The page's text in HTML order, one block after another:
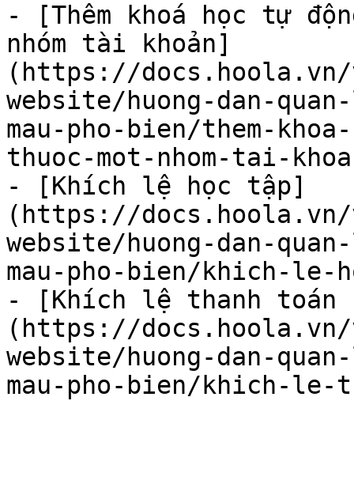
- [Thêm khoá học tự
nhóm tài khoản]
(https://
website/huong-dan-
mau-pho-bien/them-
thuoc-mot-nhom-tai-
- [Khích lệ học tập]
(https://
website/huong-dan-
mau-pho-bien/khich-le-
- [Khích lệ thanh toán
(https://
website/huong-dan-